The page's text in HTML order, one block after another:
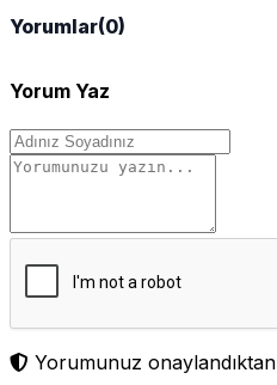
Yorumlar(0)
Yorum Yaz
Yorumunuz